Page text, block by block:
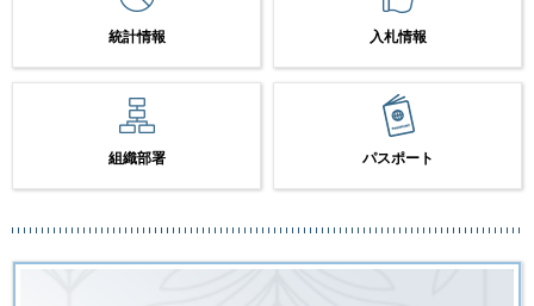
統計情報 入札情報
組織部署 パスポート